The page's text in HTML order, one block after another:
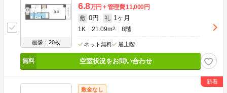
画像：20枚
6.8万円 管理費11,000円
敷 0円 礼 1ヶ月
1K 21.09m2 8階
ネット無料 最上階
空室状況をお問い合わせ
敷金なし